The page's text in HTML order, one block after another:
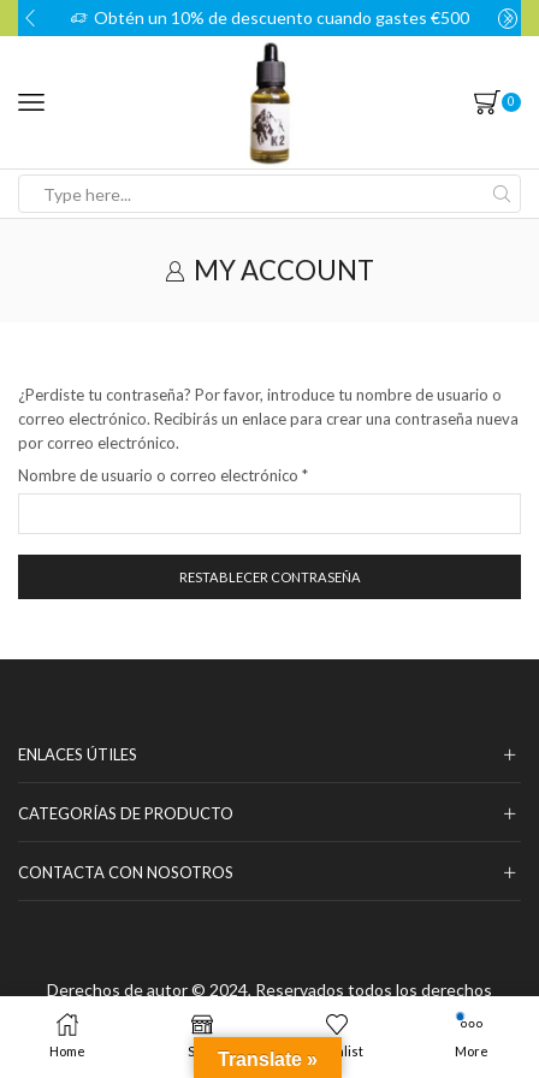
Obtén un 10% de descuento cuando gastes €500
0
MY ACCOUNT
¿Perdiste tu contraseña? Por favor, introduce tu nombre de usuario o
correo electrónico. Recibirás un enlace para crear una contraseña nueva
por correo electrónico.
Nombre de usuario o correo electrónico *
RESTABLECER CONTRASEÑA
ENLACES ÚTILES
CATEGORÍAS DE PRODUCTO
CONTACTA CON NOSOTROS
Derechos de autor © 2024, Reservados todos los derechos
www.comprark2spicesprays.com
Home Shop Wishlist More
Translate »